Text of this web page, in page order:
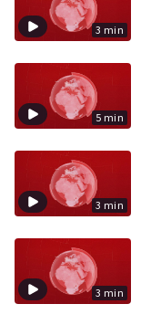
3 min
5 min
3 min
3 min